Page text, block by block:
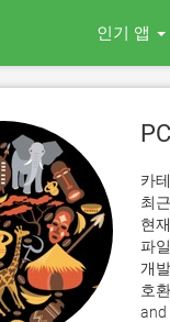
인기 앱
카
최
현
파
개
호
and